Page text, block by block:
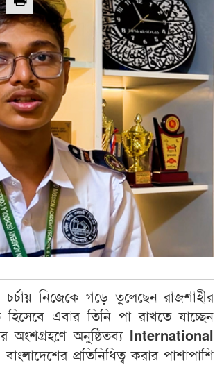
নিজেকে গড়ে তুলেছেন রাজশাহীর
এবার তিনি পা রাখতে যাচ্ছেন
অংশগ্রহণে অনুষ্ঠিতব্য International
প্রতিনিধিত্ব করার পাশাপাশি